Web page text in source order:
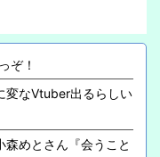
ぞ！
変なVtuber出るらしい
森めとさん『会うこと